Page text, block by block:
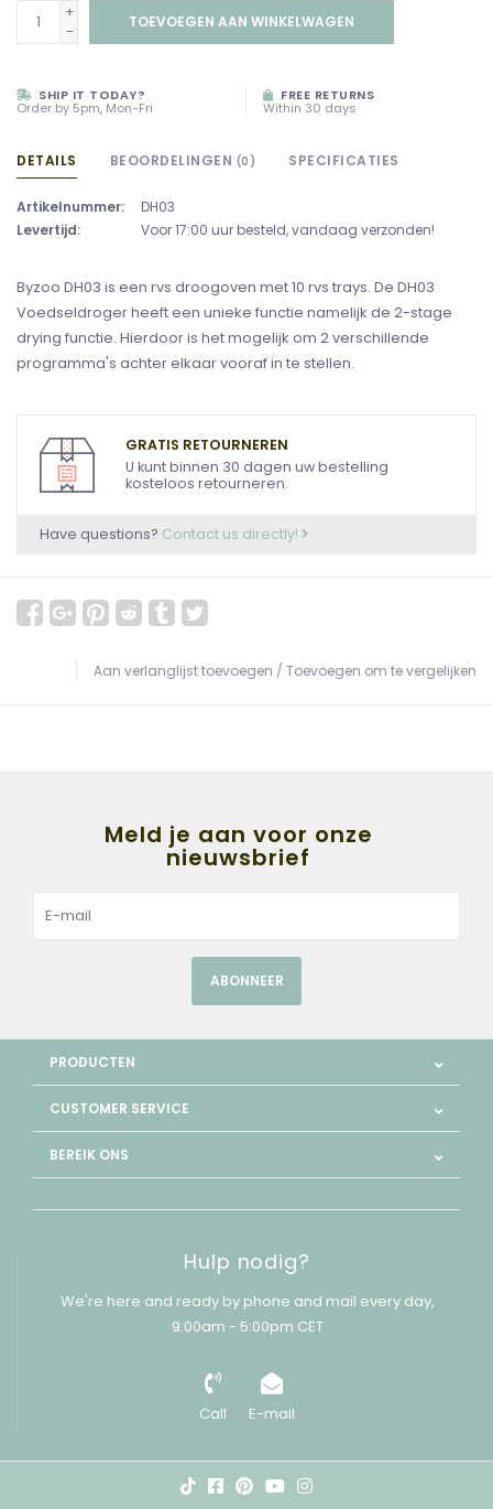
+
-
TOEVOEGEN AAN WINKELWAGEN
SHIP IT TODAY?
Order by 5pm, Mon-Fri
FREE RETURNS
Within 30 days
DETAILS BEOORDELINGEN (0) SPECIFICATIES
Artikelnummer:
DH03
Levertijd:
Voor 17:00 uur besteld, vandaag verzonden!
Byzoo DH03 is een rvs droogoven met 10 rvs trays. De DH03
Voedseldroger heeft een unieke functie namelijk de 2-stage
drying functie. Hierdoor is het mogelijk om 2 verschillende
programma's achter elkaar vooraf in te stellen.
GRATIS RETOURNEREN
U kunt binnen 30 dagen uw bestelling
kosteloos retourneren.
Have questions? Contact us directly!
Aan verlanglijst toevoegen / Toevoegen om te vergelijken
Meld je aan voor onze
nieuwsbrief
ABONNEER
PRODUCTEN
CUSTOMER SERVICE
BEREIK ONS
Hulp nodig?
We're here and ready by phone and mail every day,
9:00am - 5:00pm CET
Call E-mail